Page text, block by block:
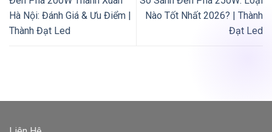
Hà Nội: Đánh Giá & Ưu Điểm |
Thành Đạt Led
Nào Tốt Nhất 2026? | Thành
Đạt Led